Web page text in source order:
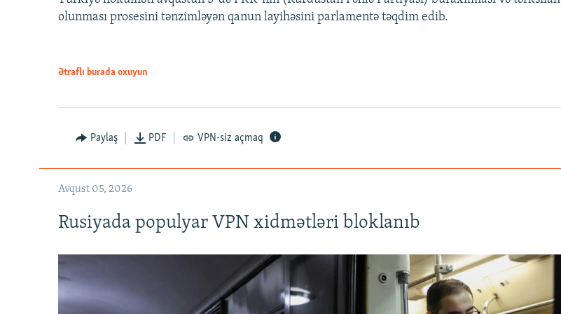
olunması prosesini tənzimləyən qanun layihəsini parlamentə təqdim edib.
Ətraflı burada oxuyun
Paylaş PDF VPN-siz açmaq
Avqust 05, 2026
Rusiyada populyar VPN xidmətləri bloklanıb